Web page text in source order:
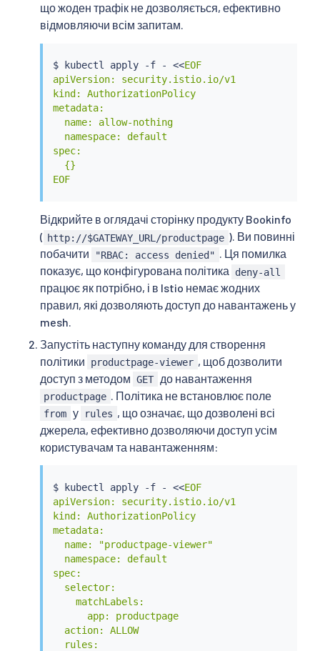
що жоден трафік не дозволяється, ефективно
відмовляючи всім запитам.
$ kubectl apply -f - <<EOF
apiVersion: security.istio.io/v1
kind: AuthorizationPolicy
metadata:
  name: allow-nothing
  namespace: default
spec:
  {}
EOF
Відкрийте в оглядачі сторінку продукту Bookinfo
( http://$GATEWAY_URL/productpage ). Ви повинні
побачити
"RBAC: access denied" . Ця помилка
показує, що конфігурована політика
deny-all
працює як потрібно, і в Istio немає жодних
правил, які дозволяють доступ до навантажень у
mesh.
Запустіть наступну команду для створення
політики
productpage-viewer , щоб дозволити
доступ з методом GET до навантаження
productpage . Політика не встановлює поле
from у rules , що означає, що дозволені всі
джерела, ефективно дозволяючи доступ усім
користувачам та навантаженням:
$ kubectl apply -f - <<EOF
apiVersion: security.istio.io/v1
kind: AuthorizationPolicy
metadata:
  name: "productpage-viewer"
  namespace: default
spec:
  selector:
    matchLabels:
      app: productpage
  action: ALLOW
  rules: